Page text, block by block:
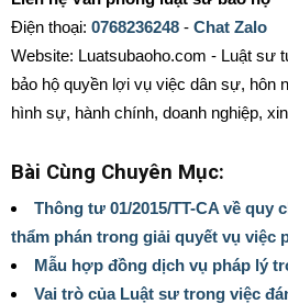
Điện thoại: 0768236248 - Chat Zalo
Website: Luatsubaoho.com - Luật sư
bảo hộ quyền lợi vụ việc dân sự, hôn
hình sự, hành chính, doanh nghiệp,
Bài Cùng Chuyên Mục:
Thông tư 01/2015/TT-CA về quy
thẩm phán trong giải quyết vụ việc
Mẫu hợp đồng dịch vụ pháp lý
Vai trò của Luật sư trong việc